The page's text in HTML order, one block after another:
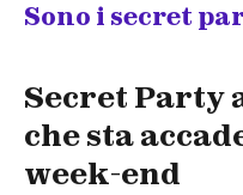
Sono i secret
Secret Party
che sta
week-end